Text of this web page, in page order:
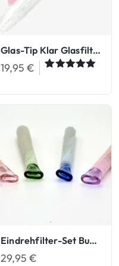
Glas-Tip Klar Glasfilter Slim Tips
19,95€
Kundenbew
ertung
Eindrehfilter-Set Bunt Glasfilter Eindreh-Filter
29,95€